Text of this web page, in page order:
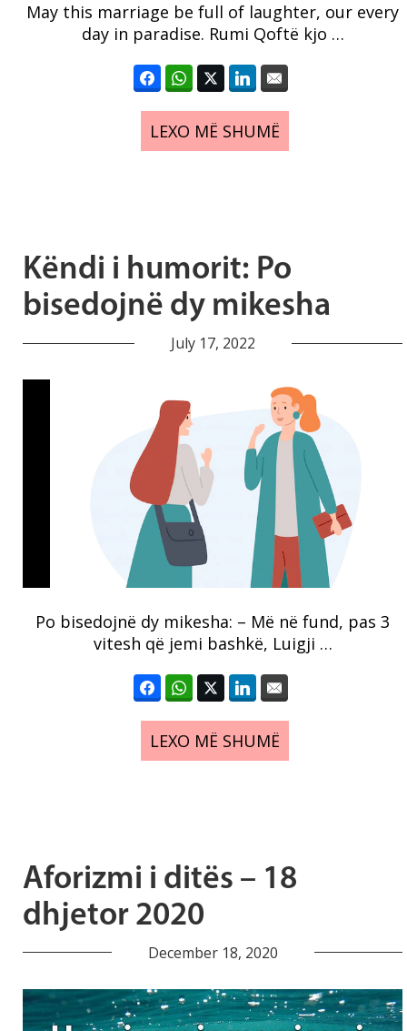
May this marriage be full of laughter, our every
day in paradise. Rumi Qoftë kjo …
LEXO MË SHUMË
Këndi i humorit: Po
bisedojnë dy mikesha
July 17, 2022
Po bisedojnë dy mikesha: – Më në fund, pas 3
vitesh që jemi bashkë, Luigji …
LEXO MË SHUMË
Aforizmi i ditës – 18
dhjetor 2020
December 18, 2020